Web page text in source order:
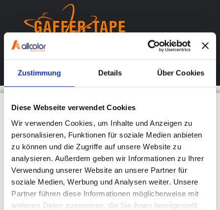
Zustimmung Details Über Cookies
Diese Webseite verwendet Cookies
Wir verwenden Cookies, um Inhalte und Anzeigen zu
personalisieren, Funktionen für soziale Medien anbieten
zu können und die Zugriffe auf unsere Website zu
analysieren. Außerdem geben wir Informationen zu Ihrer
Verwendung unserer Website an unsere Partner für
soziale Medien, Werbung und Analysen weiter. Unsere
Partner führen diese Informationen möglicherweise mit
weiteren Daten zusammen, die Sie ihnen bereitgestellt
Menü
Kontakt
KONTAKTIEREN SIE UNS!
allcolor Malerbedarf GmbH
Siemensstr. 9
D-91183 Abenberg